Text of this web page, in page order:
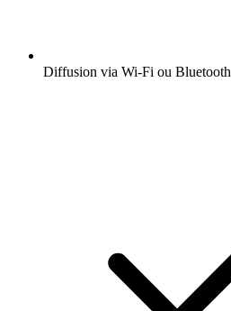
Diffusion via Wi-Fi ou Bluetooth